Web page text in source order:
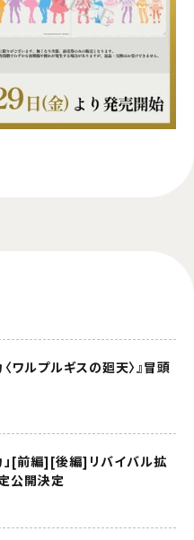
ワルプルギスの廻天〉』冒頭
」[前編][後編]リバイバル拡
公開決定